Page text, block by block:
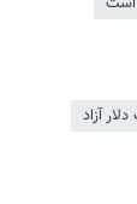
آزاد